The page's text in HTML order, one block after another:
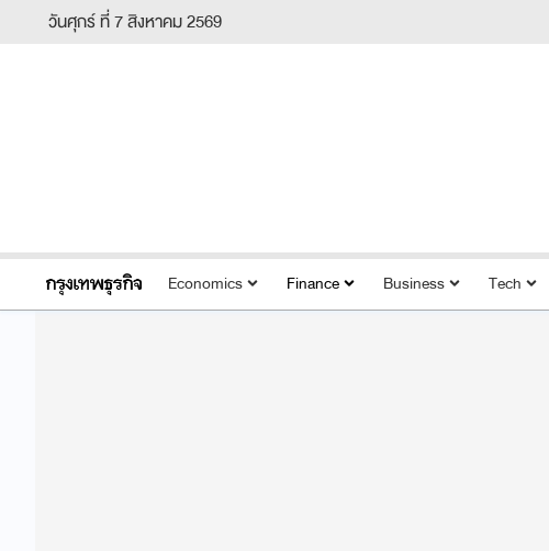
วันศุกร์ ที่ 7 สิงหาคม 2569
Economics Finance Business Tech